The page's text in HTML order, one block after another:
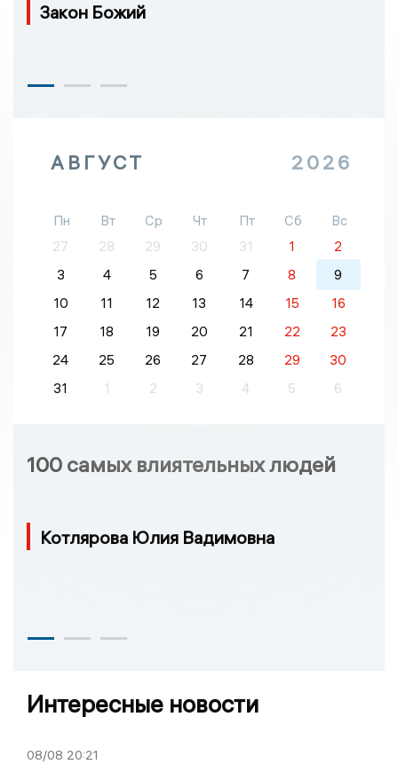
Закон Божий
АВГУСТ 2026
Пн Вт Ср Чт Пт Сб
Вс
27
28 29 30 31 1
2
3
4 5 6 7 8
9
10
11 12 13 14 15
16
17
18 19 20 21 22
23
24
25 26 27 28 29
30
31
1 2 3 4 5 6
100 самых влиятельных людей
Котлярова Юлия Вадимовна
Интересные новости
08/08 20:21